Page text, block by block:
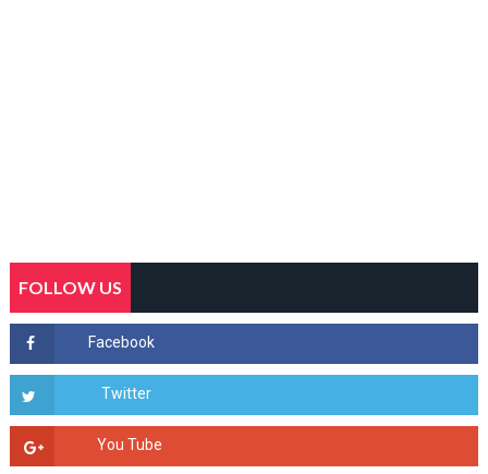
FOLLOW US